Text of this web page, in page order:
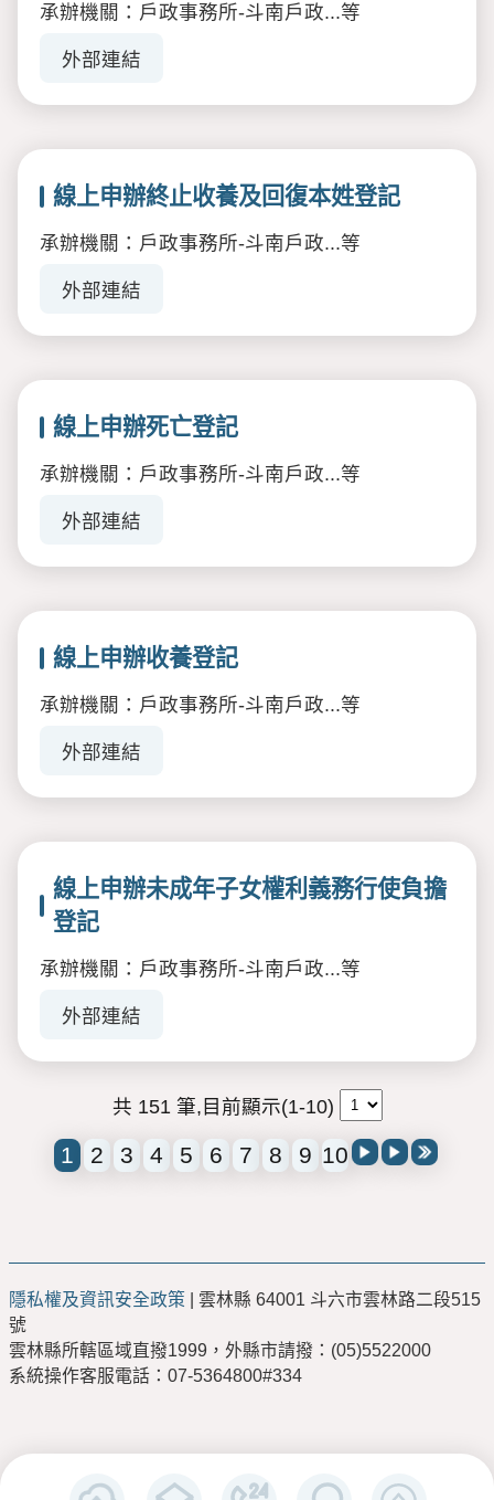
承辦機關：戶政事務所-斗南戶政...等
外部連結
線上申辦終止收養及回復本姓登記
承辦機關：戶政事務所-斗南戶政...等
外部連結
線上申辦死亡登記
承辦機關：戶政事務所-斗南戶政...等
外部連結
線上申辦收養登記
承辦機關：戶政事務所-斗南戶政...等
外部連結
線上申辦未成年子女權利義務行使負擔
登記
承辦機關：戶政事務所-斗南戶政...等
外部連結
共 151 筆,目前顯示(1-10)
1 2 3 4 5 6 7 8 9 10
隱私權及資訊安全政策 | 雲林縣 64001 斗六市雲林路二段515
號
雲林縣所轄區域直撥1999，外縣市請撥：(05)5522000
系統操作客服電話：07-5364800#334